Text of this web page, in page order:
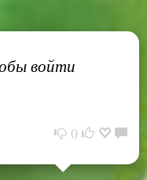
войти
0